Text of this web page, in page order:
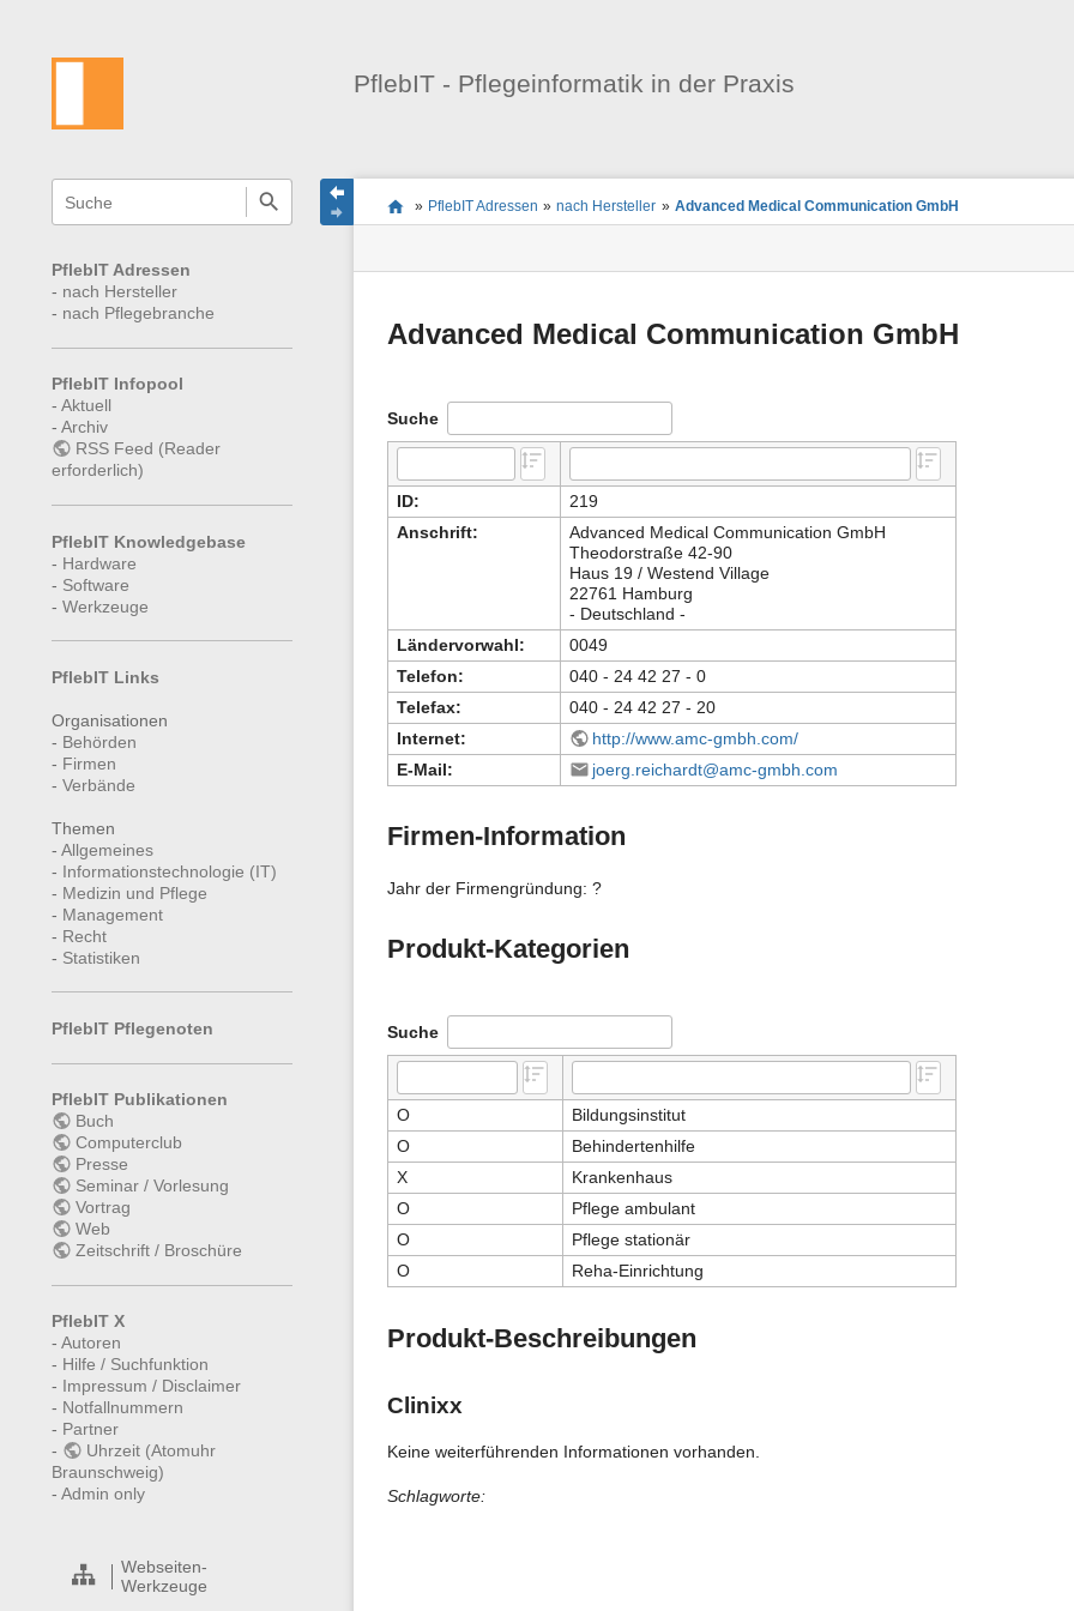
PflebIT - Pflegeinformatik in der Praxis
Wikiübergreifende
Schnellsuche
PflebIT Adressen
- nach Hersteller
- nach Pflegebranche
PflebIT Infopool
- Aktuell
- Archiv
RSS Feed (Reader
erforderlich)
PflebIT Knowledgebase
- Hardware
- Software
- Werkzeuge
PflebIT Links
Organisationen
- Behörden
- Firmen
- Verbände
Themen
- Allgemeines
- Informationstechnologie (IT)
- Medizin und Pflege
- Management
- Recht
- Statistiken
PflebIT Pflegenoten
PflebIT Publikationen
Buch
Computerclub
Presse
Seminar / Vorlesung
Vortrag
Web
Zeitschrift / Broschüre
PflebIT X
- Autoren
- Hilfe / Suchfunktion
- Impressum / Disclaimer
- Notfallnummern
- Partner
-
Uhrzeit (Atomuhr
Braunschweig)
- Admin only
Webseiten-
Werkzeuge
Seitenstatus
Standortanzeiger
Sie
befinden
» PflebIT Adressen » nach Hersteller » Advanced Medical Communication GmbH
Seiten-
Advanced Medical Communication GmbH
Suche
ID:
219
Anschrift:
Advanced Medical Communication GmbH
Theodorstraße 42-90
Haus 19 / Westend Village
22761 Hamburg
- Deutschland -
Ländervorwahl:
0049
Telefon:
040 - 24 42 27 - 0
Telefax:
040 - 24 42 27 - 20
Internet:
http://www.amc-gmbh.com/
E-Mail:
joerg.reichardt@amc-gmbh.com
Firmen-Information
Jahr der Firmengründung: ?
Produkt-Kategorien
Suche
O
Bildungsinstitut
O
Behindertenhilfe
X
Krankenhaus
O
Pflege ambulant
O
Pflege stationär
O
Reha-Einrichtung
Produkt-Beschreibungen
Clinixx
Keine weiterführenden Informationen vorhanden.
Schlagworte: